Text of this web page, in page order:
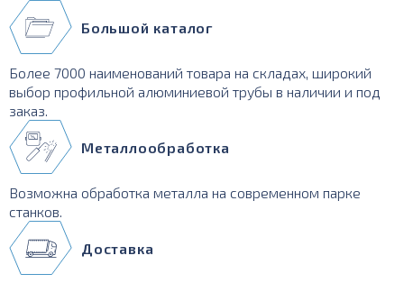
Большой каталог
Более 7000 наименований товара на складах, широкий
выбор профильной алюминиевой трубы в наличии и под
заказ.
Металлообработка
Возможна обработка металла на современном парке
станков.
Доставка